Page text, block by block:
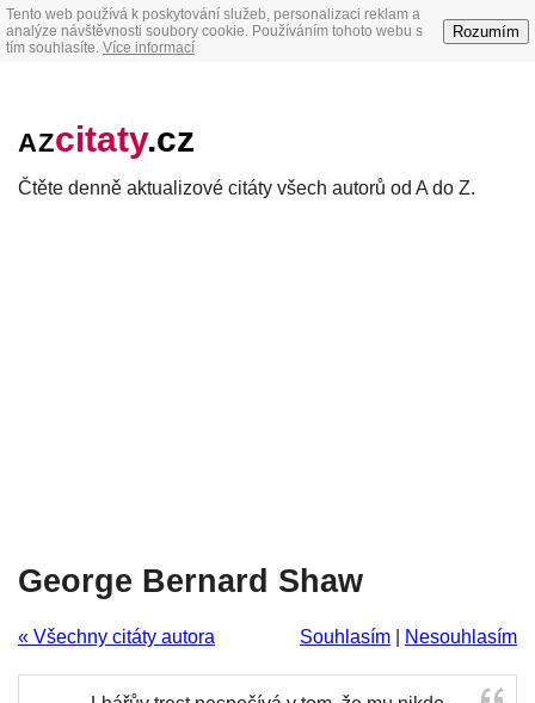
Tento web používá k poskytování služeb, personalizaci reklam a
analýze návštěvnosti soubory cookie. Používáním tohoto webu s
tím souhlasíte. Více informací
Rozumím
AZcitaty.cz
Čtěte denně aktualizové citáty všech autorů od A do Z.
George Bernard Shaw
« Všechny citáty autora Souhlasím Nesouhlasím